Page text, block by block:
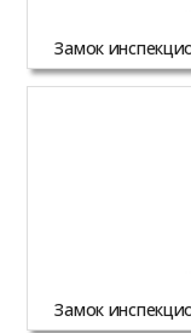
Замок
Замок